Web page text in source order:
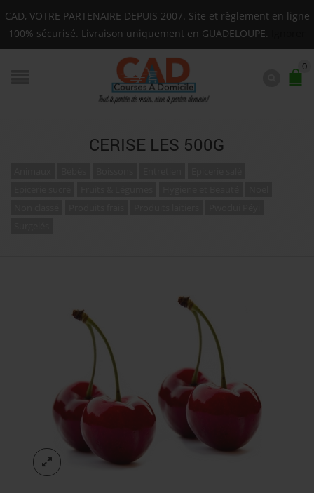
Livraison sur toute la Guadeloupe : Mardi, Jeudi,
0
CERISE LES 500G
CAD, VOTRE PARTENAIRE DEPUIS 2007. Site et règlement en ligne
100% sécurisé. Livraison uniquement en GUADELOUPE.